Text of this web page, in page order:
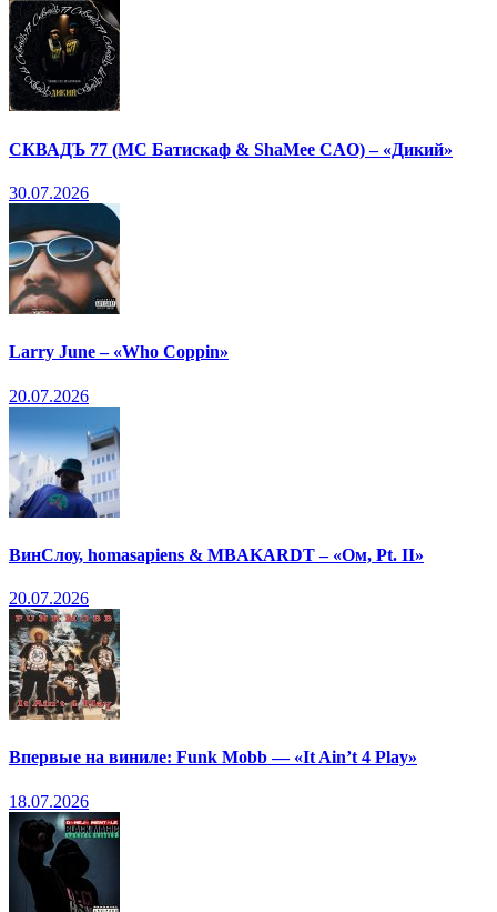
СКВАДЪ 77 (МС Батискаф & ShaMee CAO) – «Дикий»
30.07.2026
Larry June – «Who Coppin»
20.07.2026
ВинСлоу, homasapiens & MBAKARDT – «Ом, Pt. II»
20.07.2026
Впервые на виниле: Funk Mobb — «It Ain’t 4 Play»
18.07.2026